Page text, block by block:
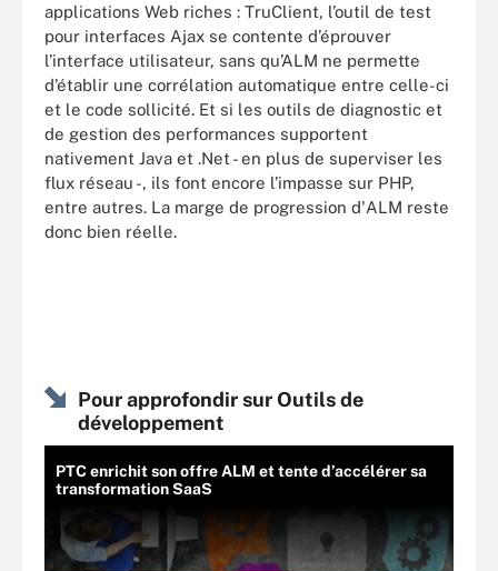
applications Web riches : TruClient, l’outil de test
pour interfaces Ajax se contente d’éprouver
l’interface utilisateur, sans qu’ALM ne permette
d’établir une corrélation automatique entre celle-ci
et le code sollicité. Et si les outils de diagnostic et
de gestion des performances supportent
nativement Java et .Net - en plus de superviser les
flux réseau -, ils font encore l’impasse sur PHP,
entre autres. La marge de progression d'ALM reste
donc bien réelle.
Pour approfondir sur Outils de
développement
PTC enrichit son offre ALM et tente d’accélérer sa
transformation SaaS